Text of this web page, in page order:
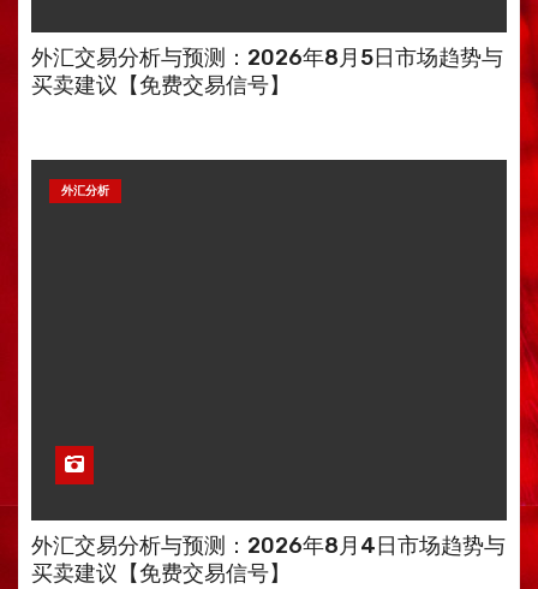
外汇交易分析与预测：2026年8月5日市场趋势与
买卖建议【免费交易信号】
外汇分析
外汇交易分析与预测：2026年8月4日市场趋势与
买卖建议【免费交易信号】